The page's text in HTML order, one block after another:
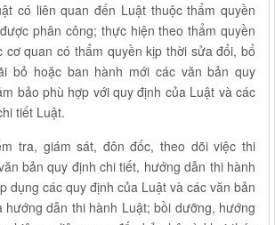
có liên quan đến Luật thuộc thẩm quyền
phân công; thực hiện theo thẩm quyền
cơ quan có thẩm quyền kịp thời sửa đổi, bổ
bỏ hoặc ban hành mới các văn bản quy
bảo phù hợp với quy định của Luật và các
tiết Luật.
tra, giám sát, đôn đốc, theo dõi việc thi
bản quy định chi tiết, hướng dẫn thi hành
dụng các quy định của Luật và các văn bản
hướng dẫn thi hành Luật; bồi dưỡng, hướng